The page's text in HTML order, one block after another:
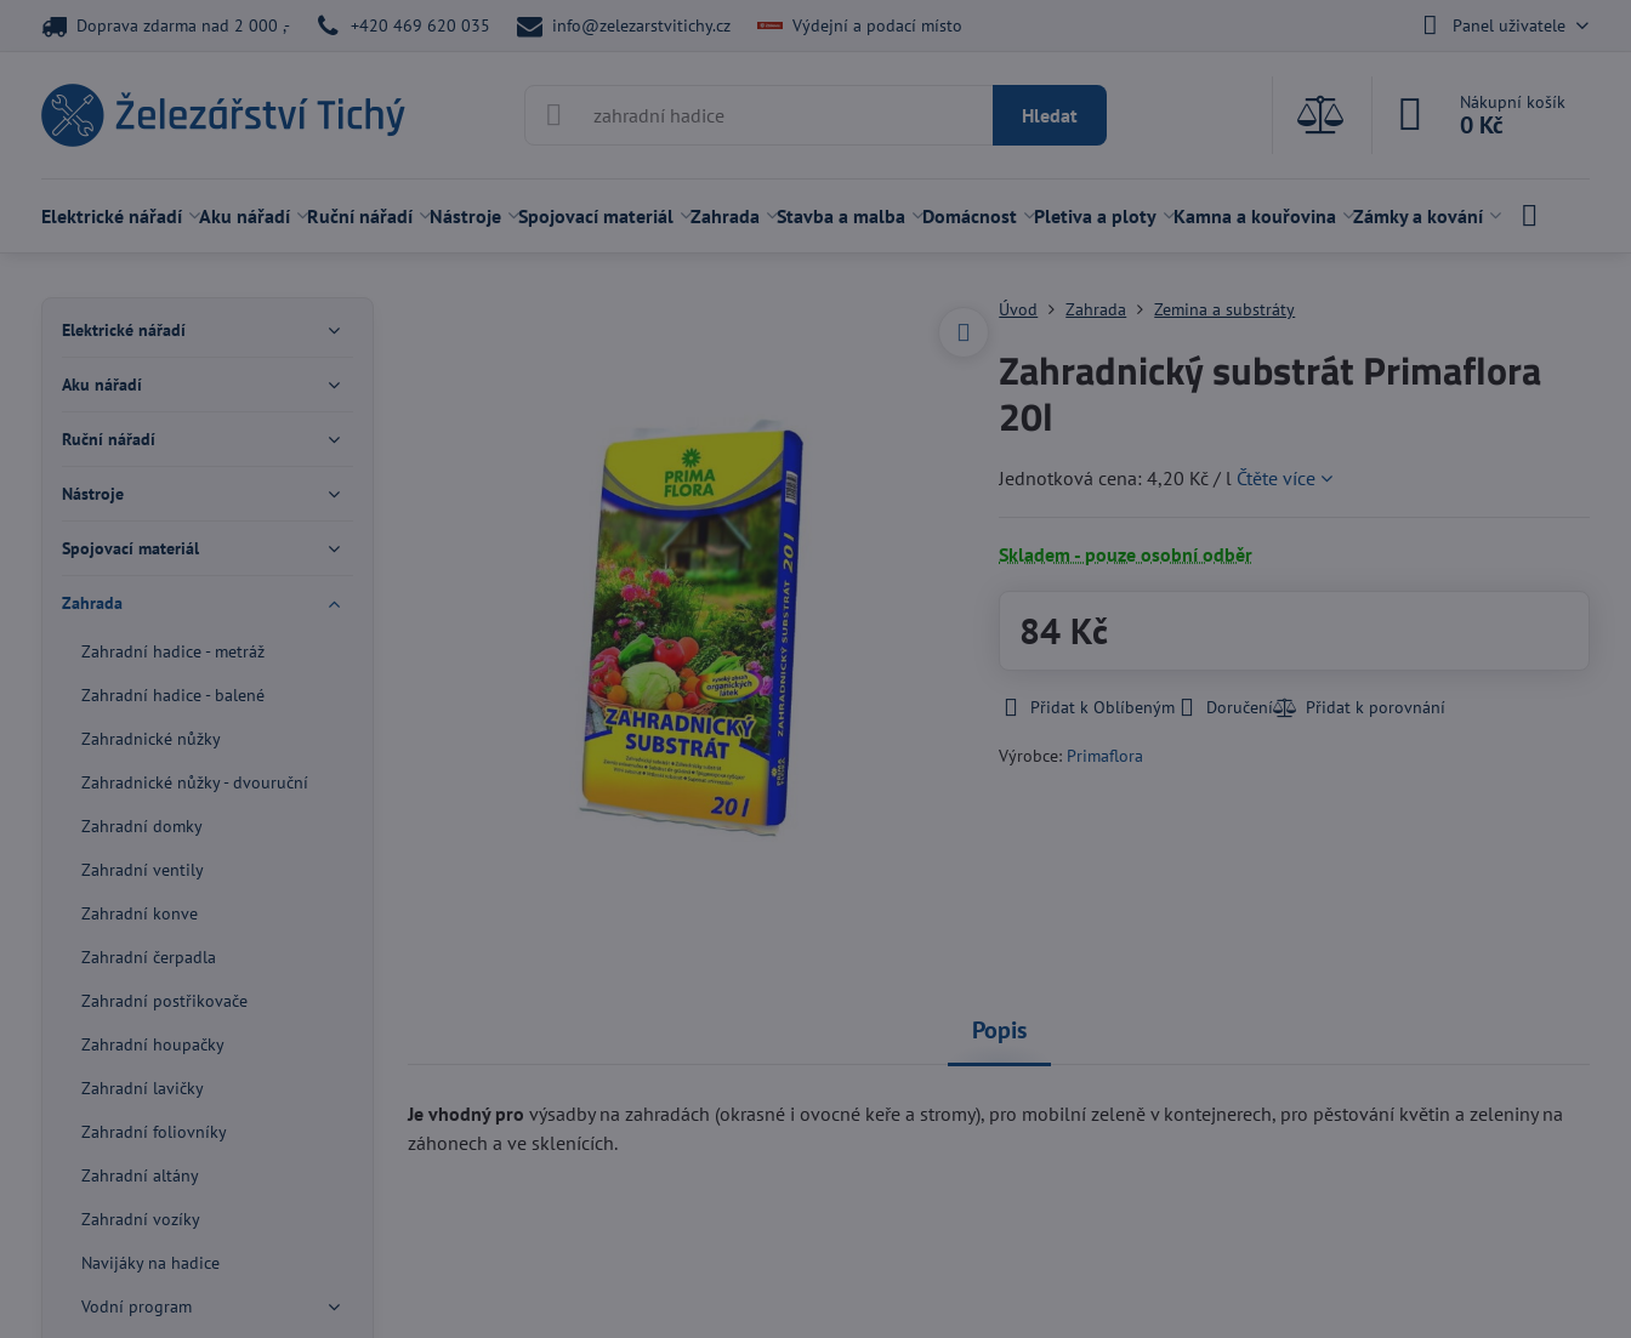
Doprava zdarma nad 2 000 ,- +420 469 620 035 info@zelezarstvitichy.cz Výdejní a podací místo Panel uživatele
Hledat
Nákupní košík
0 Kč
Elektrické nářadí Aku nářadí Ruční nářadí Nástroje Spojovací materiál Zahrada Stavba a malba Domácnost Pletiva a ploty Kamna a kouřovina Zámky a kování
Úvod Zahrada Zemina a substráty
Zahradnický substrát Primaflora
20l
Jednotková cena: 4,20 Kč / l Čtěte více
Skladem - pouze osobní odběr
84 Kč
Přidat k Oblíbeným Doručení
Výrobce: Primaflora
Popis
Je vhodný pro výsadby na zahradách (okrasné i ovocné keře a stromy), pro mobilní zeleně v kontejnerech, pro pěstování květin a zeleniny na
záhonech a ve sklenících.
Elektrické nářadí
Aku nářadí
Ruční nářadí
Nástroje
Spojovací materiál
Zahrada
Zahradní hadice - metráž
Zahradní hadice - balené
Zahradnické nůžky
Zahradnické nůžky - dvouruční
Zahradní domky
Zahradní ventily
Zahradní konve
Zahradní čerpadla
Zahradní postřikovače
Zahradní houpačky
Zahradní lavičky
Zahradní foliovníky
Zahradní altány
Zahradní vozíky
Navijáky na hadice
Vodní program